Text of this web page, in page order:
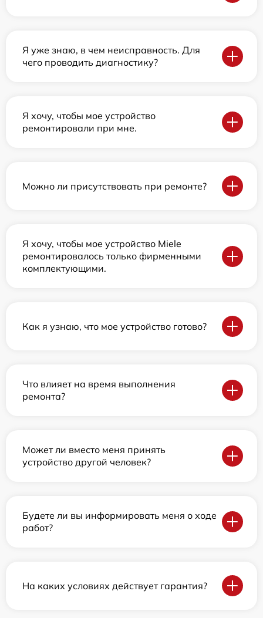
Я уже знаю, в чем неисправность. Для
чего проводить диагностику?
Я хочу, чтобы мое устройство
ремонтировали при мне.
Можно ли присутствовать при ремонте?
Я хочу, чтобы мое устройство Miele
ремонтировалось только фирменными
комплектующими.
Как я узнаю, что мое устройство готово?
Что влияет на время выполнения
ремонта?
Может ли вместо меня принять
устройство другой человек?
Будете ли вы информировать меня о ходе
работ?
На каких условиях действует гарантия?